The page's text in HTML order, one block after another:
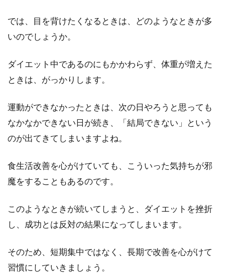
では、目を背けたくなるときは、どのようなときが多
いのでしょうか。
ダイエット中であるのにもかかわらず、体重が増えた
ときは、がっかりします。
運動ができなかったときは、次の日やろうと思っても
なかなかできない日が続き、「結局できない」という
のが出てきてしまいますよね。
食生活改善を心がけていても、こういった気持ちが邪
魔をすることもあるのです。
このようなときが続いてしまうと、ダイエットを挫折
し、成功とは反対の結果になってしまいます。
そのため、短期集中ではなく、長期で改善を心がけて
習慣にしていきましょう。